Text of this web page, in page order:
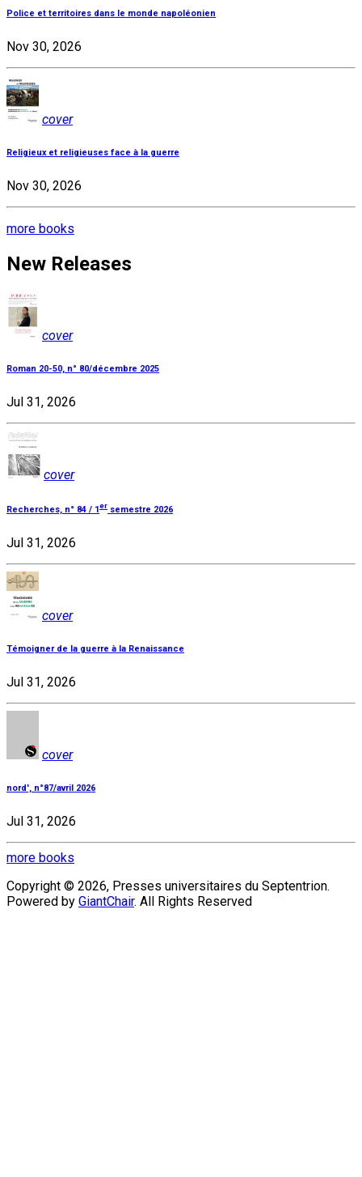
Police et territoires dans le monde napoléonien
Nov 30, 2026
cover
Religieux et religieuses face à la guerre
Nov 30, 2026
more books
New Releases
cover
Roman 20-50, n° 80/décembre 2025
Jul 31, 2026
cover
Recherches, n° 84 / 1 er semestre 2026
Jul 31, 2026
cover
Témoigner de la guerre à la Renaissance
Jul 31, 2026
cover
nord', n°87/avril 2026
Jul 31, 2026
more books
Copyright © 2026, Presses universitaires du Septentrion.
Powered by GiantChair. All Rights Reserved